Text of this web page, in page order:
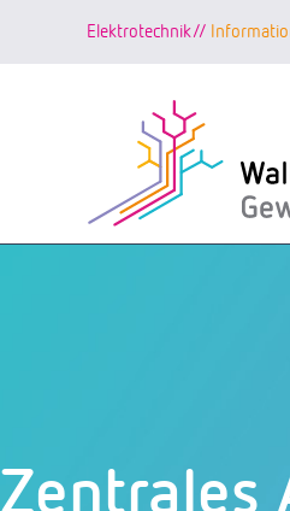
Elektrotechnik//
Zentrales